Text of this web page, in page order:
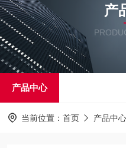
产
产品中心
当前位置： 首页 产品中心